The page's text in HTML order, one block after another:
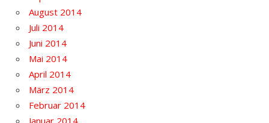
August 2014
Juli 2014
Juni 2014
Mai 2014
April 2014
März 2014
Februar 2014
Januar 2014